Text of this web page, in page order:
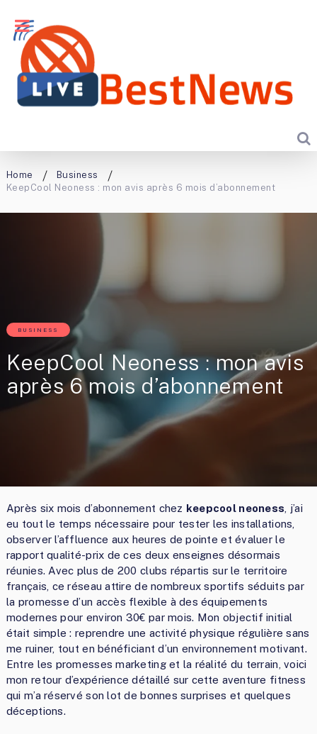
Home
Business
KeepCool Neoness : mon avis après 6 mois d’abonnement
BUSINESS
KeepCool Neoness : mon avis
après 6 mois d’abonnement
Après six mois d’abonnement chez keepcool neoness , j’ai
eu tout le temps nécessaire pour tester les installations,
observer l’affluence aux heures de pointe et évaluer le
rapport qualité-prix de ces deux enseignes désormais
réunies. Avec plus de 200 clubs répartis sur le territoire
français, ce réseau attire de nombreux sportifs séduits par
la promesse d’un accès flexible à des équipements
modernes pour environ 30€ par mois. Mon objectif initial
était simple : reprendre une activité physique régulière sans
me ruiner, tout en bénéficiant d’un environnement motivant.
Entre les promesses marketing et la réalité du terrain, voici
mon retour d’expérience détaillé sur cette aventure fitness
qui m’a réservé son lot de bonnes surprises et quelques
déceptions.